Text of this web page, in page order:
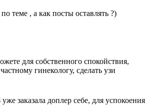
теме , а как посты оставлять ?)
для собственного спокойствия,
гинекологу, сделать узи
заказала доплер себе, для успокоения